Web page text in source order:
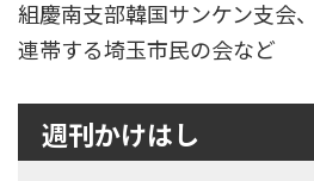
組慶南支部韓国サンケン支会
連帯する埼玉市民の会など
週刊かけはし